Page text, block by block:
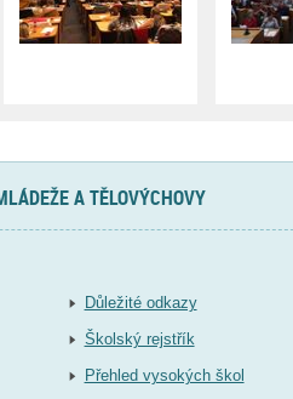
A TĚLOVÝCHOVY
Důležité odkazy
Školský rejstřík
Přehled vysokých škol